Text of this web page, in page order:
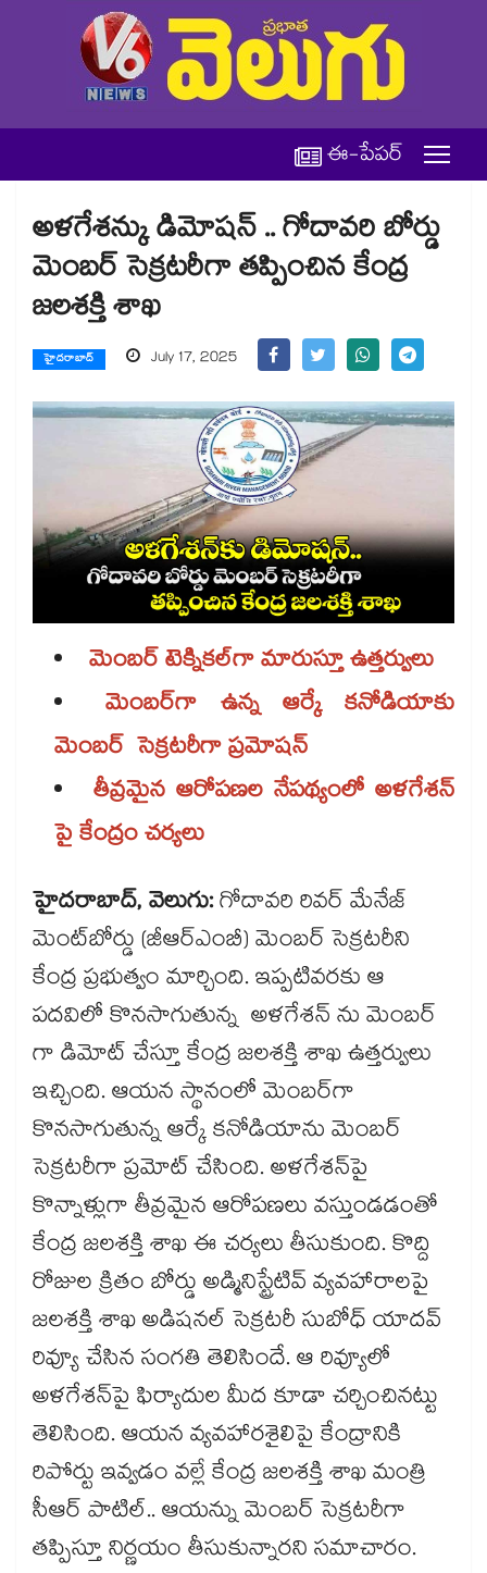
ఈ-పేపర్
అళగేశన్కు డిమోషన్ .. గోదావరి బోర్డు
మెంబర్ సెక్రటరీగా తప్పించిన కేంద్ర
జలశక్తి శాఖ
హైదరాబాద్ July 17, 2025
మెంబర్​ టెక్నికల్​గా మారుస్తూ ఉత్తర్వులు
మెంబర్​గా ఉన్న ఆర్కే కనోడియాకు
మెంబర్ సెక్రటరీగా ప్రమోషన్​
తీవ్రమైన ఆరోపణల నేపథ్యంలో అళగేశన్​
పై కేంద్రం చర్యలు
హైదరాబాద్, వెలుగు:గోదావరి రివర్ ​మేనేజ్​
మెంట్​బోర్డు (జీఆర్​ఎంబీ) మెంబర్​ సెక్రటరీని
కేంద్ర ప్రభుత్వం మార్చింది. ఇప్పటివరకు ఆ
పదవిలో కొనసాగుతున్న అళగేశన్ ను మెంబర్​
గా డిమోట్​ చేస్తూ కేంద్ర జలశక్తి శాఖ ఉత్తర్వులు
ఇచ్చింది. ఆయన స్థానంలో మెంబర్​గా
కొనసాగుతున్న ఆర్కే కనోడియాను మెంబర్​
సెక్రటరీగా ప్రమోట్​ చేసింది. అళగేశన్​పై
కొన్నాళ్లుగా తీవ్రమైన ఆరోపణలు వస్తుండడంతో
కేంద్ర జలశక్తి శాఖ ఈ చర్యలు తీసుకుంది. కొద్ది
రోజుల క్రితం బోర్డు అడ్మినిస్ట్రేటివ్​ వ్యవహారాలపై
జలశక్తి శాఖ అడిషనల్​ సెక్రటరీ సుబోధ్​ యాదవ్​
రివ్యూ చేసిన సంగతి తెలిసిందే. ఆ రివ్యూలో
అళగేశన్​పై ఫిర్యాదుల మీద కూడా చర్చించినట్టు
తెలిసింది. ఆయన వ్యవహారశైలిపై కేంద్రానికి
రిపోర్టు ఇవ్వడం వల్లే కేంద్ర జలశక్తి శాఖ మంత్రి
సీఆర్​ పాటిల్​.. ఆయన్ను మెంబర్​ సెక్రటరీగా
తప్పిస్తూ నిర్ణయం తీసుకున్నారని సమాచారం.